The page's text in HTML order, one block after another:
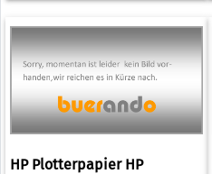
HP Plotterpapier HP